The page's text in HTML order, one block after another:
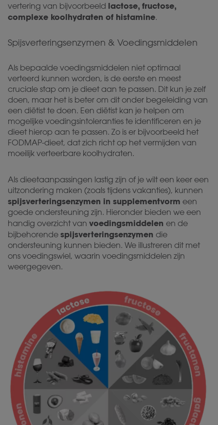
vertering van bijvoorbeeld lactose, fructose,
complexe koolhydraten of histamine.
Spijsverteringsenzymen & Voedingsmiddelen
Als bepaalde voedingsmiddelen niet optimaal
verteerd kunnen worden, is de eerste en meest
cruciale stap om je dieet aan te passen. Dit kun je zelf
doen, maar het is beter om dit onder begeleiding van
een diëtist te doen. Een diëtist kan je helpen om
mogelijke voedingsintoleranties te identificeren en je
dieet hierop aan te passen. Zo is er bijvoorbeeld het
FODMAP-dieet, dat zich richt op het vermijden van
moeilijk verteerbare koolhydraten.
Als dieetaanpassingen lastig zijn of je wilt een keer een
uitzondering maken (zoals tijdens vakanties), kunnen
spijsverteringsenzymen in supplementvorm een
goede ondersteuning zijn. Hieronder bieden we een
handig overzicht van voedingsmiddelen en de
bijbehorende spijsverteringsenzymen die
ondersteuning kunnen bieden. We illustreren dit met
ons voedingswiel, waarin voedingsmiddelen zijn
weergegeven.